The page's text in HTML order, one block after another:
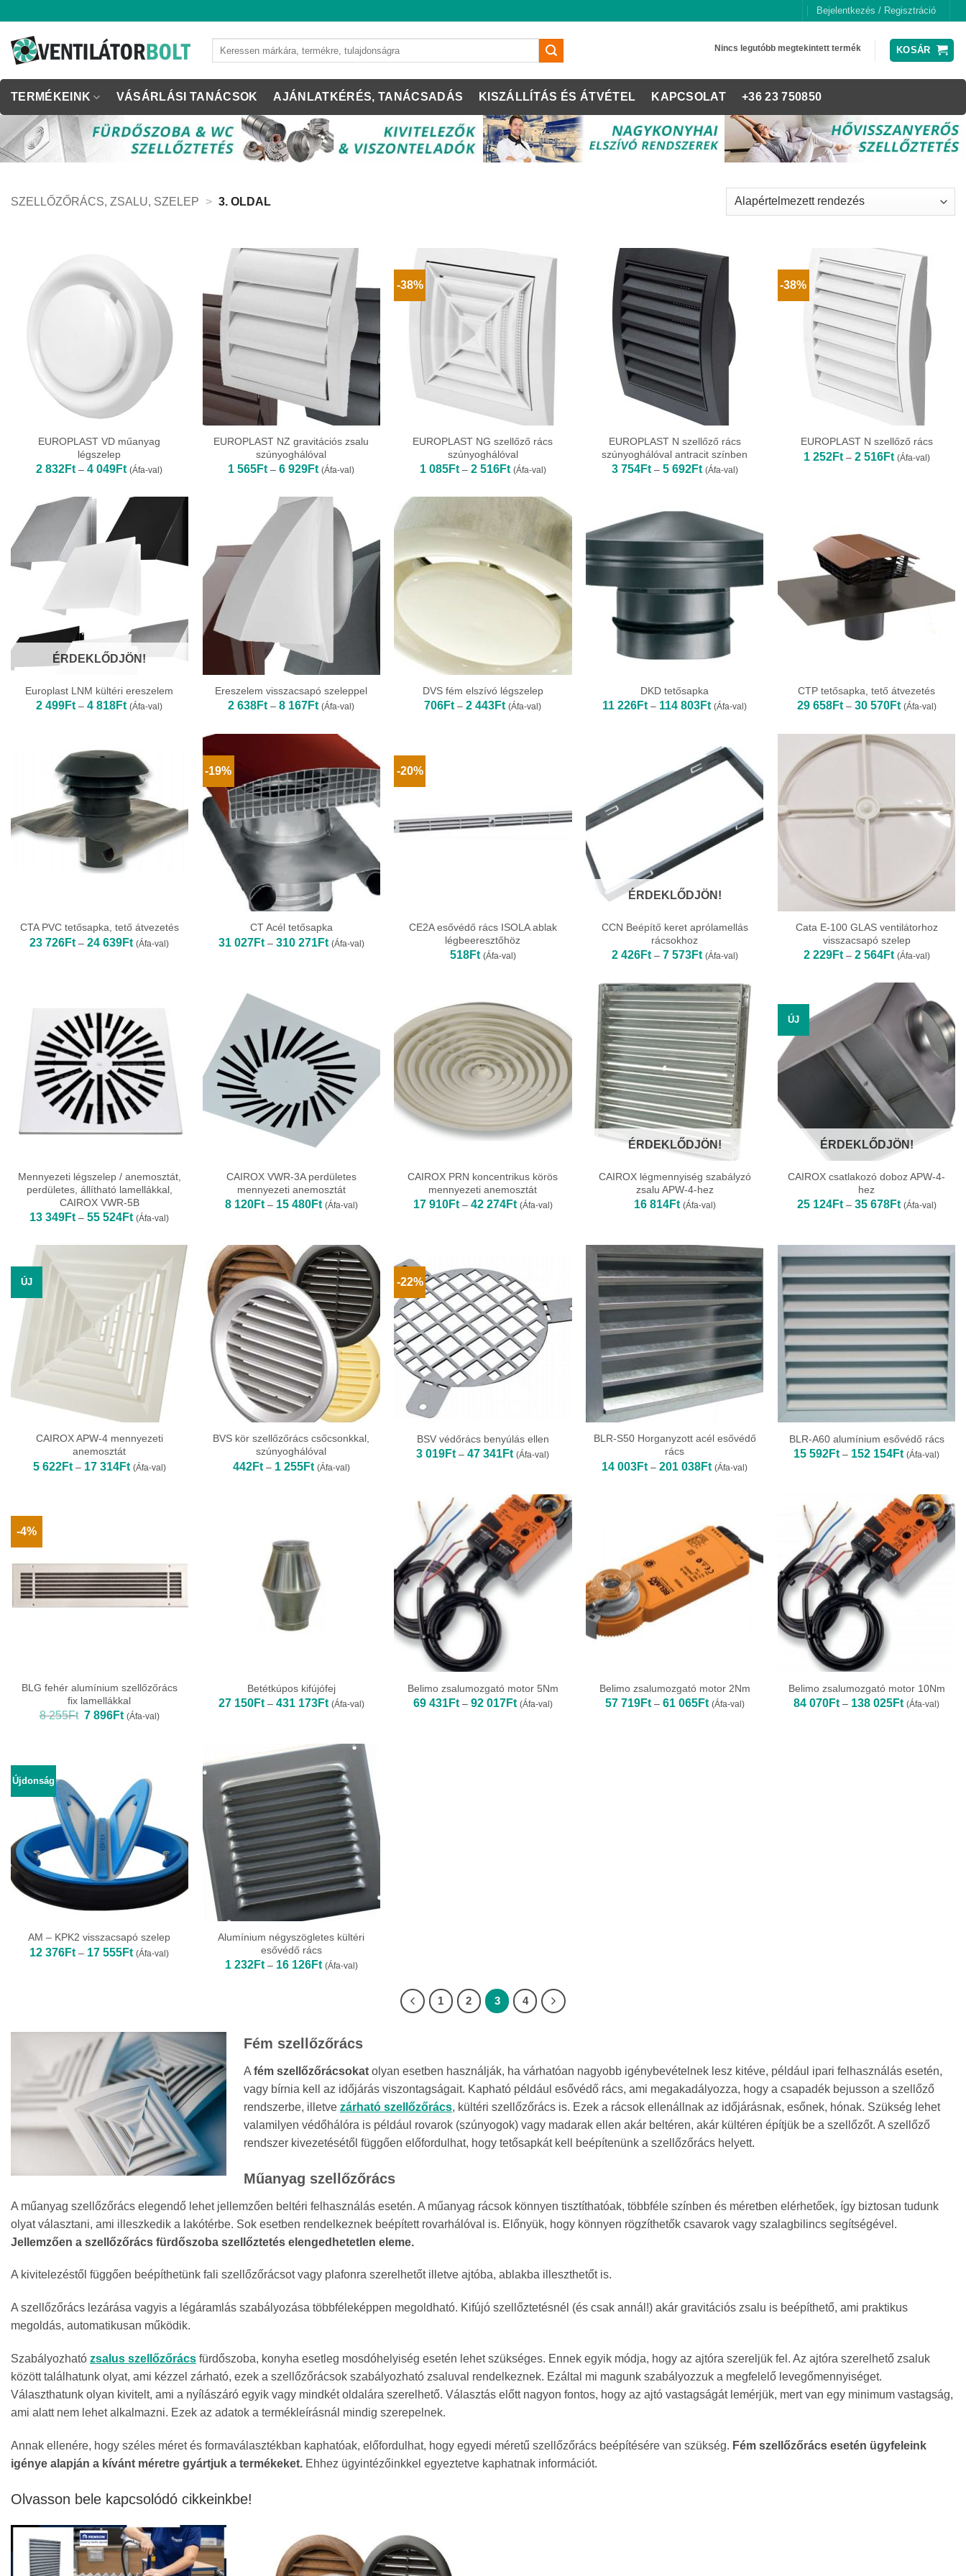
content
Bejelentkezés / Regisztráció
Nincs legutóbb megtekintett termék KOSÁR
TERMÉKEINK VÁSÁRLÁSI TANÁCSOK AJÁNLATKÉRÉS, TANÁCSADÁS KISZÁLLÍTÁS ÉS ÁTVÉTEL KAPCSOLAT +36 23 750850
SZELLŐZŐRÁCS, ZSALU, SZELEP > 3. OLDAL
EUROPLAST VD műanyag
légszelep
2 832Ft – 4 049FtÁrtartomány:
2
-
4
(Áfa-val)
EUROPLAST NZ gravitációs zsalu
szúnyoghálóval
1 565Ft – 6 929FtÁrtartomány:
1
-
929Ft
(Áfa-val)
-38%
EUROPLAST NG szellőző rács
szúnyoghálóval
1 085Ft – 2 516FtÁrtartomány:
1
-
516Ft
(Áfa-val)
EUROPLAST N szellőző rács
szúnyoghálóval antracit színben
3 754Ft – 5 692FtÁrtartomány:
3
692Ft
(Áfa-val)
-38%
EUROPLAST N szellőző rács
1 252Ft – 2 516FtÁrtartomány:
1
(Áfa-val)
ÉRDEKLŐDJÖN!
Europlast LNM kültéri ereszelem
2 499Ft – 4 818FtÁrtartomány:
2
818Ft
(Áfa-val)
Ereszelem visszacsapó szeleppel
2 638Ft – 8 167FtÁrtartomány:
2
-
(Áfa-val)
DVS fém elszívó légszelep
706Ft – 2 443FtÁrtartomány:
706Ft
(Áfa-val)
DKD tetősapka
11 226Ft – 114 803FtÁrtartomány:
11
114
803Ft
(Áfa-val)
CTP tetősapka, tető átvezetés
29 658Ft – 30 570FtÁrtartomány:
29
-
30
570Ft
(Áfa-val)
CTA PVC tetősapka, tető átvezetés
23 726Ft – 24 639FtÁrtartomány:
23
(Áfa-val)
-19%
CT Acél tetősapka
31 027Ft – 310 271FtÁrtartomány:
31
(Áfa-val)
-20%
CE2A esővédő rács ISOLA ablak
légbeeresztőhöz
518Ft (Áfa-val)
ÉRDEKLŐDJÖN!
CCN Beépítő keret aprólamellás
rácsokhoz
2 426Ft – 7 573FtÁrtartomány:
2
-
7
573Ft
(Áfa-val)
Cata E-100 GLAS ventilátorhoz
visszacsapó szelep
2 229Ft – 2 564FtÁrtartomány:
2
-
2
564Ft
(Áfa-val)
Mennyezeti légszelep / anemosztát,
perdületes, állítható lamellákkal,
CAIROX VWR-5B
13 349Ft – 55 524FtÁrtartomány:
13
-
(Áfa-val)
CAIROX VWR-3A perdületes
mennyezeti anemosztát
8 120Ft – 15 480FtÁrtartomány:
8
15
480Ft
(Áfa-val)
CAIROX PRN koncentrikus körös
mennyezeti anemosztát
17 910Ft – 42 274FtÁrtartomány:
17
(Áfa-val)
ÉRDEKLŐDJÖN!
CAIROX légmennyiség szabályzó
zsalu APW-4-hez
16 814Ft (Áfa-val)
ÚJ
ÉRDEKLŐDJÖN!
CAIROX csatlakozó doboz APW-4-
hez
25 124Ft – 35 678FtÁrtartomány:
25
35
678Ft
(Áfa-val)
ÚJ
CAIROX APW-4 mennyezeti
anemosztát
5 622Ft – 17 314FtÁrtartomány:
5
(Áfa-val)
BVS kör szellőzőrács csőcsonkkal,
szúnyoghálóval
442Ft – 1 255FtÁrtartomány:
442Ft
(Áfa-val)
-22%
BSV védőrács benyúlás ellen
3 019Ft – 47 341FtÁrtartomány:
3
47
341Ft
(Áfa-val)
BLR-S50 Horganyzott acél esővédő
rács
14 003Ft – 201 038FtÁrtartomány:
14
(Áfa-val)
BLR-A60 alumínium esővédő rács
15 592Ft – 152 154FtÁrtartomány:
15
152
154Ft
(Áfa-val)
-4%
BLG fehér alumínium szellőzőrács
fix lamellákkal
8 255Ft Original
7 896FtCurrent
price
(Áfa-val)
Betétkúpos kifújófej
27 150Ft – 431 173FtÁrtartomány:
27
431
173Ft
(Áfa-val)
Belimo zsalumozgató motor 5Nm
69 431Ft – 92 017FtÁrtartomány:
69
(Áfa-val)
Belimo zsalumozgató motor 2Nm
57 719Ft – 61 065FtÁrtartomány:
57
(Áfa-val)
Belimo zsalumozgató motor 10Nm
84 070Ft – 138 025FtÁrtartomány:
84
(Áfa-val)
Újdonság
AM – KPK2 visszacsapó szelep
12 376Ft – 17 555FtÁrtartomány:
12
(Áfa-val)
Alumínium négyszögletes kültéri
esővédő rács
1 232Ft – 16 126FtÁrtartomány:
1
(Áfa-val)
1 2 3 4
Fém szellőzőrács
A fém szellőzőrácsokat olyan esetben használják, ha várhatóan nagyobb igénybevételnek lesz kitéve, például ipari felhasználás esetén,
vagy bírnia kell az időjárás viszontagságait. Kapható például esővédő rács, ami megakadályozza, hogy a csapadék bejusson a szellőző
rendszerbe, illetve zárható szellőzőrács, kültéri szellőzőrács is. Ezek a rácsok ellenállnak az időjárásnak, esőnek, hónak. Szükség lehet
valamilyen védőhálóra is például rovarok (szúnyogok) vagy madarak ellen akár beltéren, akár kültéren építjük be a szellőzőt. A szellőző
rendszer kivezetésétől függően előfordulhat, hogy tetősapkát kell beépítenünk a szellőzőrács helyett.
Műanyag szellőzőrács
A műanyag szellőzőrács elegendő lehet jellemzően beltéri felhasználás esetén. A műanyag rácsok könnyen tisztíthatóak, többféle színben és méretben elérhetőek, így biztosan tudunk
olyat választani, ami illeszkedik a lakótérbe. Sok esetben rendelkeznek beépített rovarhálóval is. Előnyük, hogy könnyen rögzíthetők csavarok vagy szalagbilincs segítségével.
Jellemzően a szellőzőrács fürdőszoba szellőztetés elengedhetetlen eleme.
A kivitelezéstől függően beépíthetünk fali szellőzőrácsot vagy plafonra szerelhetőt illetve ajtóba, ablakba illeszthetőt is.
A szellőzőrács lezárása vagyis a légáramlás szabályozása többféleképpen megoldható. Kifújó szellőztetésnél (és csak annál!) akár gravitációs zsalu is beépíthető, ami praktikus
megoldás, automatikusan működik.
Szabályozható zsalus szellőzőrács fürdőszoba, konyha esetleg mosdóhelyiség esetén lehet szükséges. Ennek egyik módja, hogy az ajtóra szereljük fel. Az ajtóra szerelhető zsaluk
között találhatunk olyat, ami kézzel zárható, ezek a szellőzőrácsok szabályozható zsaluval rendelkeznek. Ezáltal mi magunk szabályozzuk a megfelelő levegőmennyiséget.
Választhatunk olyan kivitelt, ami a nyílászáró egyik vagy mindkét oldalára szerelhető. Választás előtt nagyon fontos, hogy az ajtó vastagságát lemérjük, mert van egy minimum vastagság,
ami alatt nem lehet alkalmazni. Ezek az adatok a termékleírásnál mindig szerepelnek.
Annak ellenére, hogy széles méret és formaválasztékban kaphatóak, előfordulhat, hogy egyedi méretű szellőzőrács beépítésére van szükség. Fém szellőzőrács esetén ügyfeleink
igénye alapján a kívánt méretre gyártjuk a termékeket. Ehhez ügyintézőinkkel egyeztetve kaphatnak információt.
Olvasson bele kapcsolódó cikkeinkbe!